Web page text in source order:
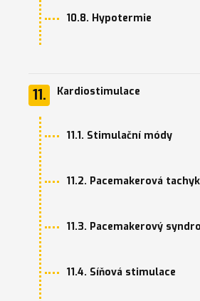
10.8. Hypotermie
11. Kardiostimulace
11.1. Stimulační módy
11.2. Pacemakerová
11.3. Pacemakerový
11.4. Síňová stimulace